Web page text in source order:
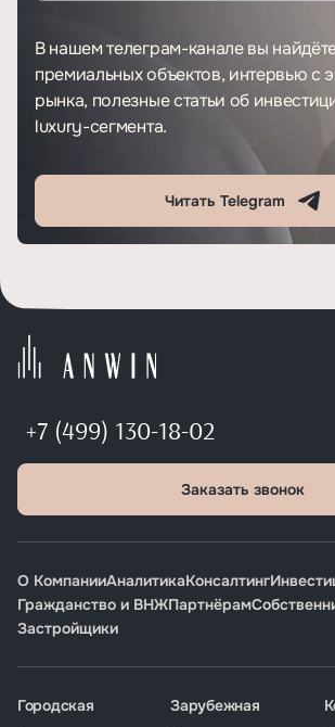
В нашем телеграм-канале вы
премиальных объектов, интервью с
рынка, полезные статьи об
luxury-сегмента.
Читать Telegram
+7 (499) 130-18-02
Заказать звонок
О КомпанииАналитикаКонсалтинг
Гражданство и ВНЖПартнёрам
Застройщики
Городская
Зарубежная